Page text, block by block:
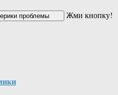
Жми кнопку!